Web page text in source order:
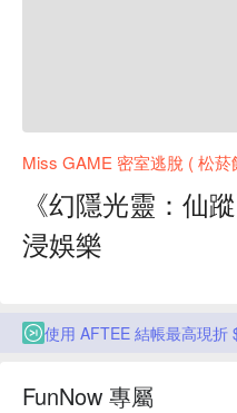
Miss GAME 密室逃脫 ( 松菸
《幻隱光靈：仙
浸娛樂
使用 AFTEE 結帳最高現折
FunNow 專屬